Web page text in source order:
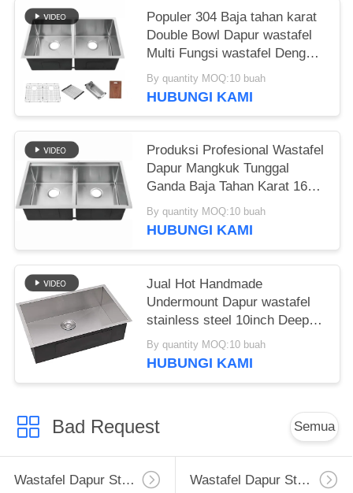
Populer 304 Baja tahan karat
Double Bowl Dapur wastafel
Multi Fungsi wastafel Dengan
Aksesoris
By quantity MOQ:10 buah
HUBUNGI KAMI
Produksi Profesional Wastafel
Dapur Mangkuk Tunggal
Ganda Baja Tahan Karat 16
Gauge Wastafel Dapur Bawah
Meja Wastafel 33x20 Inci
Inci
By quantity MOQ:10 buah
HUBUNGI KAMI
Jual Hot Handmade
Undermount Dapur wastafel
stainless steel 10inch Deep
Sus304 wastafel untuk Dapur
Apartemen Hotel Fregadero
By quantity MOQ:10 buah
HUBUNGI KAMI
Bad Request Semua
Wastafel Dapur Stainless Steel Apron Wastafel Dapur Stainless Steel Tingkat Atas